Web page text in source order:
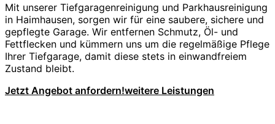
Mit unserer Tiefgaragenreinigung und Parkhausreinigung
in Haimhausen, sorgen wir für eine saubere, sichere und
gepflegte Garage. Wir entfernen Schmutz, Öl- und
Fettflecken und kümmern uns um die regelmäßige Pflege
Ihrer Tiefgarage, damit diese stets in einwandfreiem
Zustand bleibt.
Jetzt Angebot anfordern!weitere Leistungen